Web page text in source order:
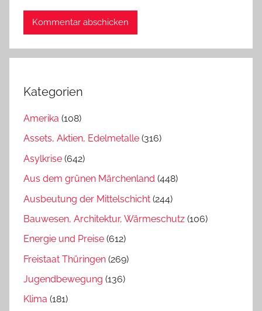
Kategorien
Amerika (108)
Assets, Aktien, Edelmetalle (316)
Asylkrise (642)
Aus dem grünen Märchenland (448)
Ausbeutung der Mittelschicht (244)
Bauwesen, Architektur, Wärmeschutz (106)
Energie und Preise (612)
Freistaat Thüringen (269)
Jugendbewegung (136)
Klima (181)